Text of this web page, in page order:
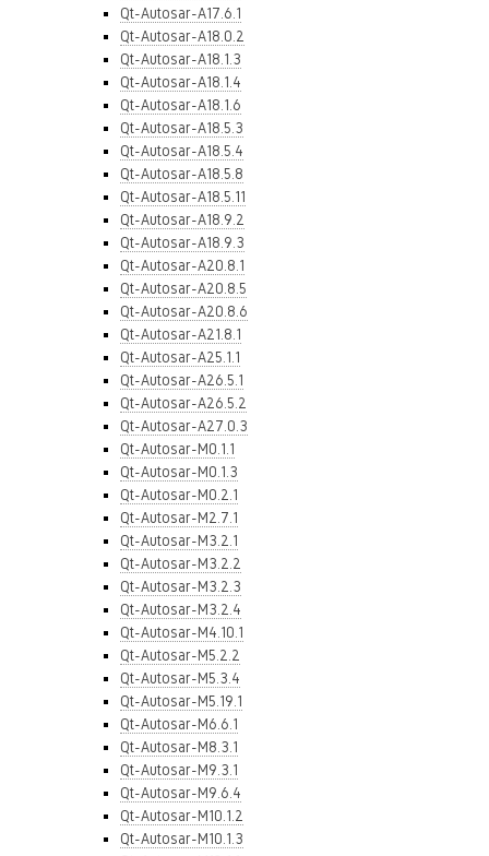
Qt-Autosar-A17.6.1
Qt-Autosar-A18.0.2
Qt-Autosar-A18.1.3
Qt-Autosar-A18.1.4
Qt-Autosar-A18.1.6
Qt-Autosar-A18.5.3
Qt-Autosar-A18.5.4
Qt-Autosar-A18.5.8
Qt-Autosar-A18.5.11
Qt-Autosar-A18.9.2
Qt-Autosar-A18.9.3
Qt-Autosar-A20.8.1
Qt-Autosar-A20.8.5
Qt-Autosar-A20.8.6
Qt-Autosar-A21.8.1
Qt-Autosar-A25.1.1
Qt-Autosar-A26.5.1
Qt-Autosar-A26.5.2
Qt-Autosar-A27.0.3
Qt-Autosar-M0.1.1
Qt-Autosar-M0.1.3
Qt-Autosar-M0.2.1
Qt-Autosar-M2.7.1
Qt-Autosar-M3.2.1
Qt-Autosar-M3.2.2
Qt-Autosar-M3.2.3
Qt-Autosar-M3.2.4
Qt-Autosar-M4.10.1
Qt-Autosar-M5.2.2
Qt-Autosar-M5.3.4
Qt-Autosar-M5.19.1
Qt-Autosar-M6.6.1
Qt-Autosar-M8.3.1
Qt-Autosar-M9.3.1
Qt-Autosar-M9.6.4
Qt-Autosar-M10.1.2
Qt-Autosar-M10.1.3